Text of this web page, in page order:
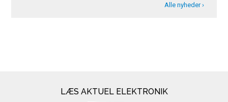
Alle nyheder ›
LÆS AKTUEL ELEKTRONIK